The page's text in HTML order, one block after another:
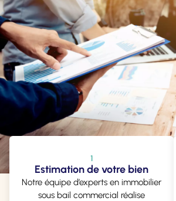
1
Estimation de votre bien
Notre équipe d’experts en immobilier
sous bail commercial réalise